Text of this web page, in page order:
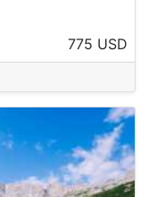
775 USD